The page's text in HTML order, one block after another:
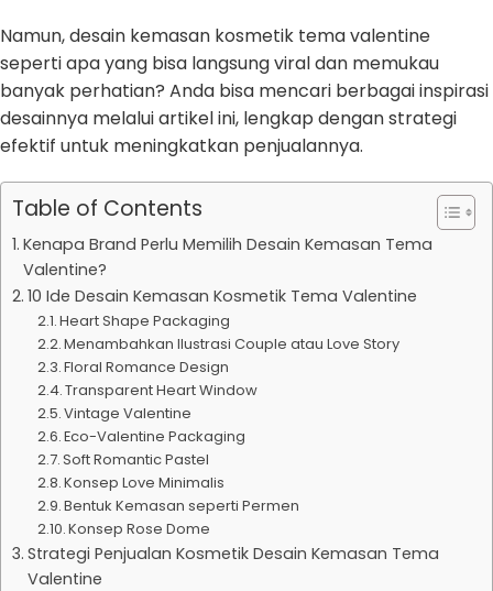
Namun, desain kemasan kosmetik tema valentine
seperti apa yang bisa langsung viral dan memukau
banyak perhatian? Anda bisa mencari berbagai inspirasi
desainnya melalui artikel ini, lengkap dengan strategi
efektif untuk meningkatkan penjualannya.
Table of Contents
Kenapa Brand Perlu Memilih Desain Kemasan Tema
Valentine?
10 Ide Desain Kemasan Kosmetik Tema Valentine
Heart Shape Packaging
Menambahkan Ilustrasi Couple atau Love Story
Floral Romance Design
Transparent Heart Window
Vintage Valentine
Eco-Valentine Packaging
Soft Romantic Pastel
Konsep Love Minimalis
Bentuk Kemasan seperti Permen
Konsep Rose Dome
Strategi Penjualan Kosmetik Desain Kemasan Tema
Valentine